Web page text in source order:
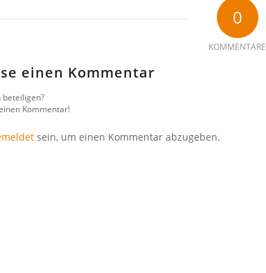
0
KOMMENTARE
einen Kommentar
beteiligen?
Kommentar!
sein, um einen Kommentar abzugeben.